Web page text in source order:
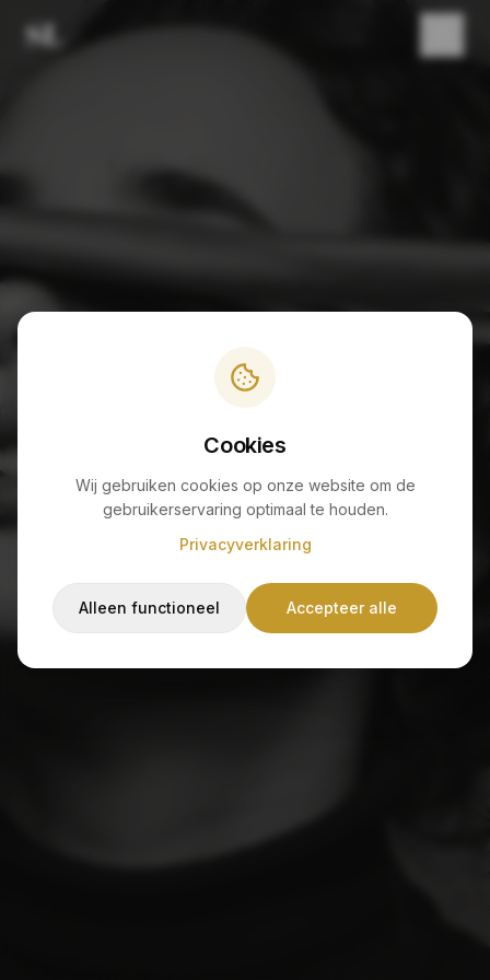
404
Sorry, de pagina die je zoekt bestaat niet of is
verplaatst.
Terug naar home
Cookies
Wij gebruiken cookies op onze website om de
gebruikerservaring optimaal te houden.
Privacyverklaring
Alleen functioneel Accepteer alle